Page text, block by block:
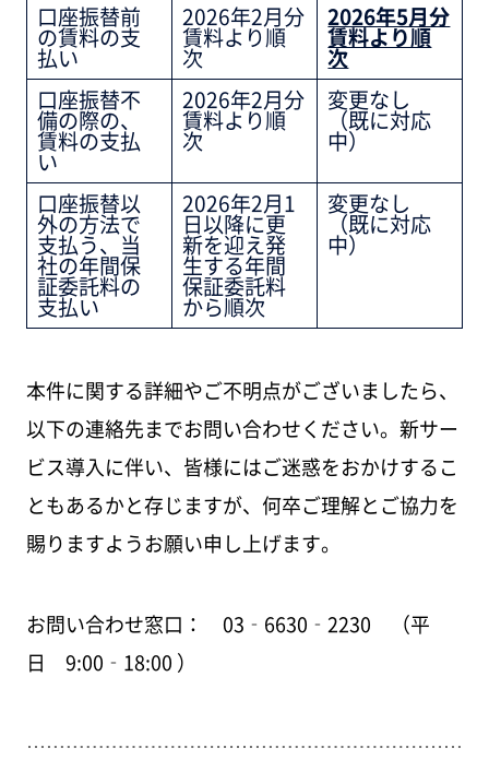
口座振替前
の賃料の支
払い
2026年2月分
賃料より順
次
2026年5月分
賃料より順
次
口座振替不
備の際の、
賃料の支払
い
2026年2月分
賃料より順
次
変更なし
（既に対応
中）
口座振替以
外の方法で
支払う、当
社の年間保
証委託料の
支払い
2026年2月1
日以降に更
新を迎え発
生する年間
保証委託料
から順次
変更なし
（既に対応
中）
本件に関する詳細やご不明点がございましたら、
以下の連絡先までお問い合わせください。新サー
ビス導入に伴い、皆様にはご迷惑をおかけするこ
ともあるかと存じますが、何卒ご理解とご協力を
賜りますようお願い申し上げます。
お問い合わせ窓口： 03‐6630‐2230 （平
日 9:00‐18:00 ）